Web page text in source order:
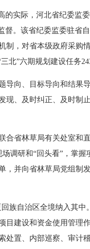
实际，河北省纪委监
。该省纪委监委驻省
，对省本级政府采购
北”六期规划建设任务
向、目标导向和结果
、及时纠正、及时制
省林草局有关处室和
调研和“回头看”，掌
并向省林草局党组制
自治区全境纳入其中
建设和资金使用管理
置、内部巡察、审计